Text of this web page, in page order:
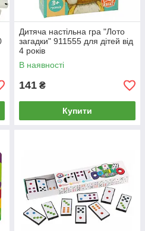
Дитяча настільна гра "Лото
загадки" 911555 для дітей від
4 років
В наявності
141 ₴
Купити